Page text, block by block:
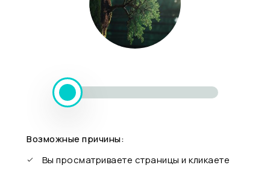
Возможные причины:
Вы просматриваете страницы и кликаете